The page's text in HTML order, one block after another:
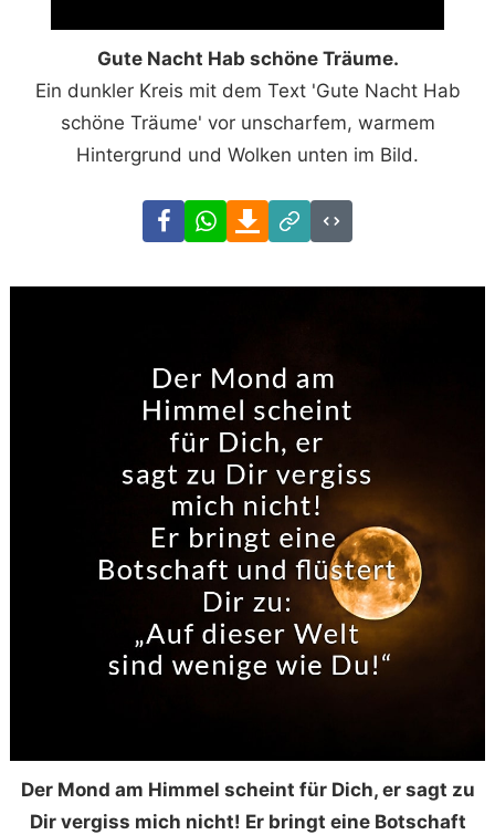
Gute Nacht Hab schöne Träume.
Ein dunkler Kreis mit dem Text 'Gute Nacht Hab
schöne Träume' vor unscharfem, warmem
Hintergrund und Wolken unten im Bild.
FacebookWhatsAppDownload
Link
Code
Der Mond am Himmel scheint für Dich, er sagt zu
Dir vergiss mich nicht! Er bringt eine Botschaft